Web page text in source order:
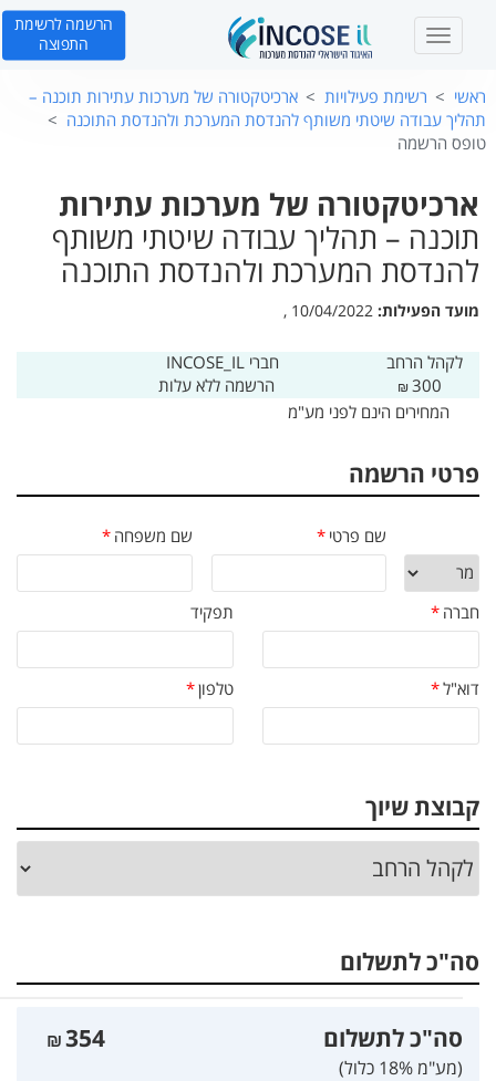
T
o
l
e
a
v
i
g
t
o
n
הרשמה לרשימת
התפוצה
ראשי רשימת פעילויות
ארכיטקטורה של מערכות עתירות תוכנה –
תהליך עבודה שיטתי משותף להנדסת המערכת ולהנדסת התוכנה
טופס הרשמה
ארכיטקטורה של מערכות עתירות
תוכנה – תהליך עבודה שיטתי משותף
להנדסת המערכת ולהנדסת התוכנה
מועד הפעילות:
לקהל הרחב
300
₪
חברי INCOSE_IL
הרשמה ללא עלות
המחירים הינם לפני מע"מ
פרטי הרשמה
שם פרטי * שם משפחה *
חברה * תפקיד
דוא"ל* טלפון*
קבוצת שיוך
סה"כ לתשלום
סה"כ לתשלום
(מע"מ 18% כלול)
354
₪